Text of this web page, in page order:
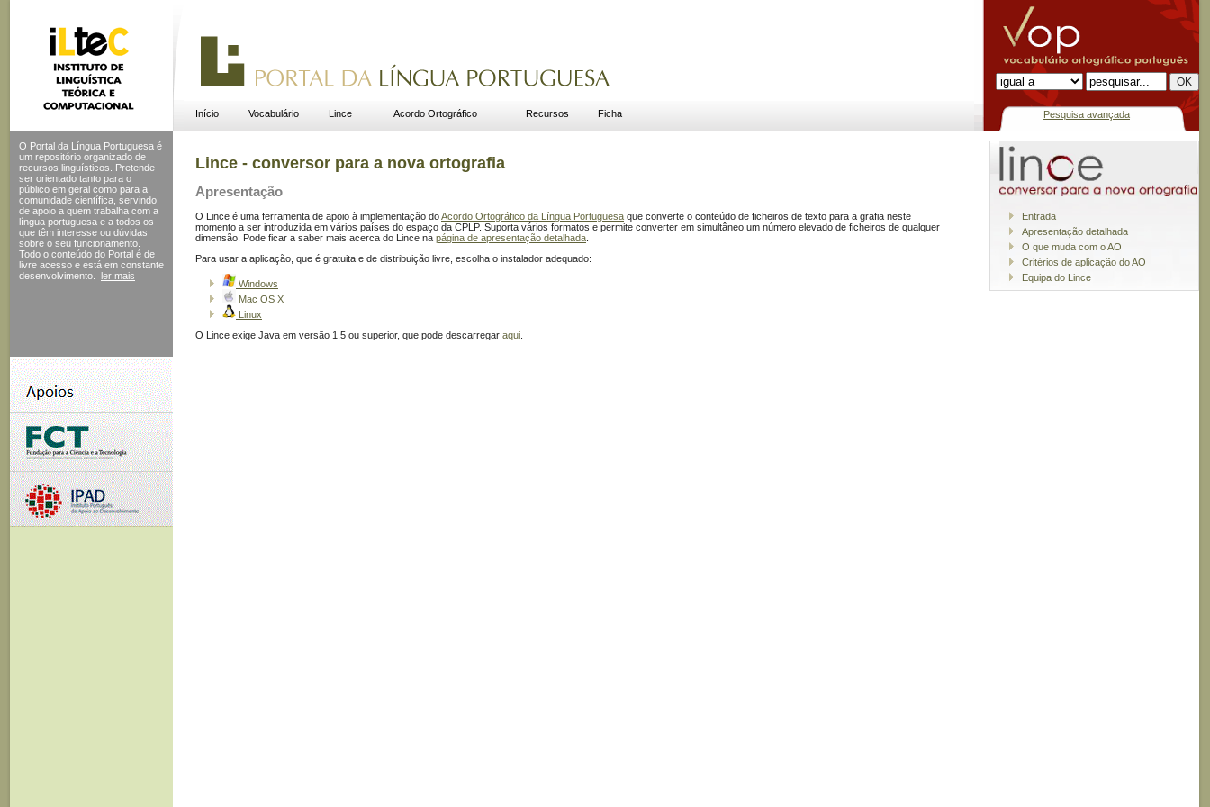
Início Vocabulário Lince Acordo Ortográfico Recursos Ficha Pesquisa avançada
O Portal da Língua Portuguesa é
um repositório organizado de
recursos linguísticos. Pretende
ser orientado tanto para o
público em geral como para a
comunidade científica, servindo
de apoio a quem trabalha com a
língua portuguesa e a todos os
que têm interesse ou dúvidas
sobre o seu funcionamento.
Todo o conteúdo do Portal é de
livre acesso e está em constante
desenvolvimento.
ler mais
Lince - conversor para a nova ortografia
Apresentação
O Lince é uma ferramenta de apoio à implementação doAcordo Ortográfico da Língua Portuguesa que converte o conteúdo de ficheiros de texto para a grafia neste
momento a ser introduzida em vários países do espaço da CPLP. Suporta vários formatos e permite converter em simultâneo um número elevado de ficheiros de qualquer
dimensão. Pode ficar a saber mais acerca do Lince na página de apresentação detalhada
Para usar a aplicação, que é gratuita e de distribuição livre, escolha o instalador adequado:
Windows
Mac OS X
Linux
O Lince exige Java em versão 1.5 ou superior, que pode descarregar aqui
Entrada
Apresentação detalhada
O que muda com o AO
Critérios de aplicação do AO
Equipa do Lince